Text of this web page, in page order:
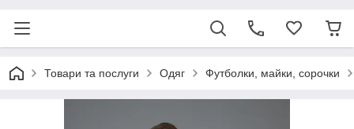
Товари та послуги Одяг Футболки, майки, сорочки